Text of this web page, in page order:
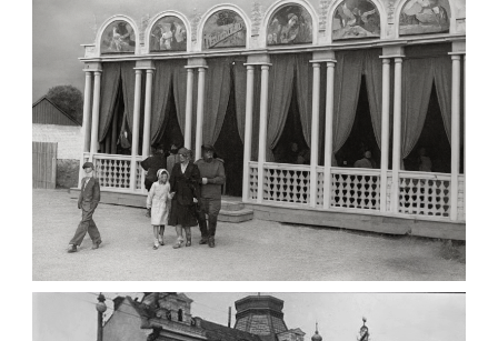
Фото Житомира період
до 1917 року
Leave a comment
ПАВІЛЬЙОН МОРОЗИВА ЖИТОМИР 1947
Фото Житомир (1945-
1960)